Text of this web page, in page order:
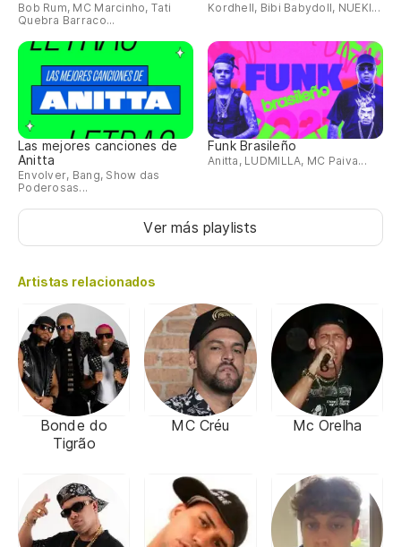
Bob Rum, MC Marcinho, Tati
Quebra Barraco...
Kordhell, Bibi Babydoll, NUEKI...
Las mejores canciones de
Anitta
Envolver, Bang, Show das
Poderosas...
Funk Brasileño
Anitta, LUDMILLA, MC Paiva...
Ver más playlists
Artistas relacionados
Bonde do
Tigrão
MC Créu Mc Orelha